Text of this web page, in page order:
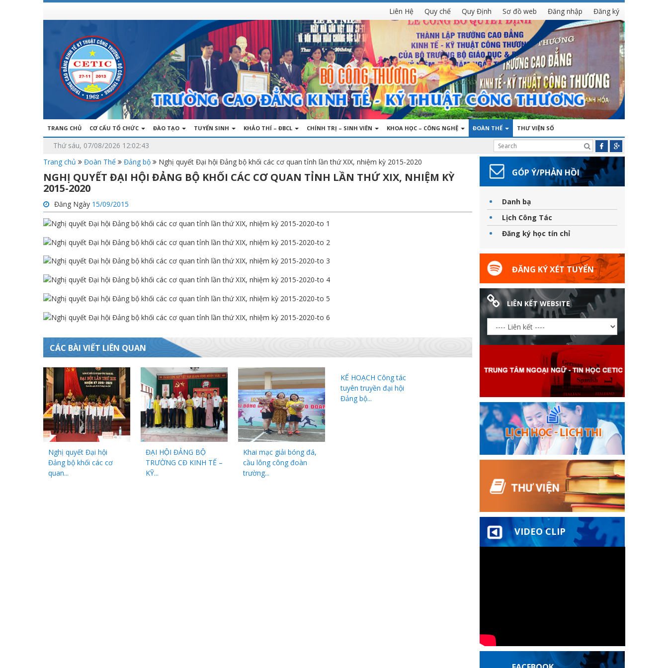
Liên Hệ Quy chế Quy Định Sơ đồ web Đăng nhập Đăng ký
TRANG CHỦ CƠ CẤU TỔ CHỨC ĐÀO TẠO TUYỂN SINH KHẢO THÍ – ĐBCL CHÍNH TRỊ – SINH VIÊN KHOA HỌC – CÔNG NGHỆ ĐOÀN THỂ THƯ VIỆN SỐ
Thứ sáu, 07/08/2026 12:02:43
Trang chủ
Đoàn Thể Đảng bộ Nghị quyết Đại hội Đảng bộ khối các cơ quan tỉnh lần thứ XIX, nhiệm kỳ 2015-2020
NGHỊ QUYẾT ĐẠI HỘI ĐẢNG BỘ KHỐI CÁC CƠ QUAN TỈNH LẦN THỨ XIX, NHIỆM KỲ
2015-2020
Đăng Ngày 15/09/2015
CÁC BÀI VIẾT LIÊN QUAN
Nghị quyết Đại hội
Đảng bộ khối các cơ
quan...
ĐẠI HỘI ĐẢNG BỘ
TRƯỜNG CĐ KINH TẾ –
KỸ...
Khai mạc giải bóng đá,
cầu lông công đoàn
trường...
KẾ HOẠCH Công tác
tuyên truyền đại hội
Đảng bộ...
GÓP Ý/PHẢN HỒI
Danh bạ
Lịch Công Tác
Đăng ký học tín chỉ
ĐĂNG KÝ XÉT TUYỂN
LIÊN KẾT WEBSITE
VIDEO CLIP